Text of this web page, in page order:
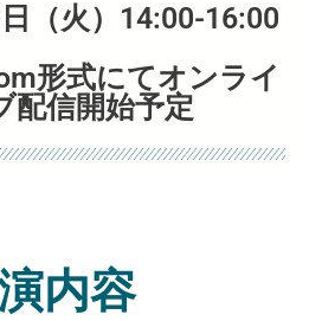
（火）14:00-16:00
形式にてオンライ
配信開始予定
内容